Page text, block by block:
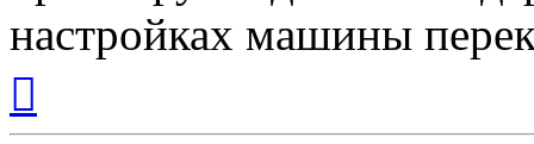
настройках машины
началу